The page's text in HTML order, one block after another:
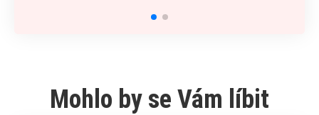
Mohlo by se Vám líbit